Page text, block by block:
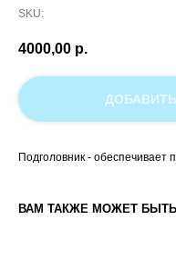
SKU:
4000,00 р.
Подголовник - обеспечивает
ВАМ ТАКЖЕ МОЖЕТ